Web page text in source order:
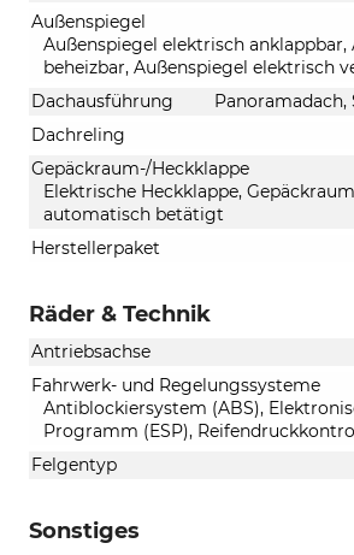
Außenspiegel
Außenspiegel elektrisch anklappbar,
beheizbar, Außenspiegel elektrisch
Dachausführung
Panoramadach,
Dachreling
Gepäckraum-/Heckklappe
Elektrische Heckklappe,
automatisch betätigt
Herstellerpaket
Räder & Technik
Antriebsachse
Fahrwerk- und Regelungssysteme
Antiblockiersystem (ABS),
Programm (ESP),
Felgentyp
Sonstiges